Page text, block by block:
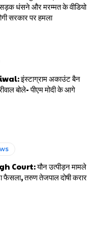
सड़क धंसने और मरम्मत के वीडियो
सरकार पर हमला
इंस्टाग्राम अकाउंट बैन
बोले- पीएम मोदी के आगे
Court: यौन उत्पीड़न मामले
फैसला, तरुण तेजपाल दोषी करार